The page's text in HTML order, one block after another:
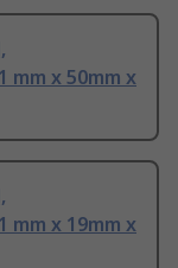
mm x 50mm x
mm x 19mm x